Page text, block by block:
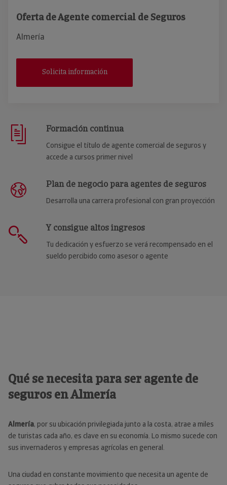
Oferta de Agente comercial de Seguros
Almería
Solicita información
Formación continua
Consigue el título de agente comercial de seguros y
accede a cursos primer nivel
Plan de negocio para agentes de seguros
Desarrolla una carrera profesional con gran proyección
Y consigue altos ingresos
Tu dedicación y esfuerzo se verá recompensado en el
sueldo percibido como asesor o agente
Qué se necesita para ser agente de
seguros en Almería
Almería, por su ubicación privilegiada junto a la costa, atrae a miles
de turistas cada año, es clave en su economía. Lo mismo sucede con
sus invernaderos y empresas agrícolas en general.
Una ciudad en constante movimiento que necesita un agente de